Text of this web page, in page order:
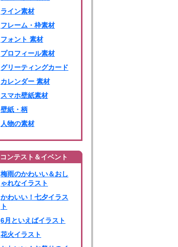
ライン素材
フレーム・枠素材
フォント 素材
プロフィール素材
グリーティングカード
カレンダー 素材
スマホ壁紙素材
壁紙・柄
人物の素材
コンテスト＆イベント
梅雨のかわいい＆おし
ゃれなイラスト
かわいい！七夕イラス
ト
6月といえばイラスト
花火イラスト